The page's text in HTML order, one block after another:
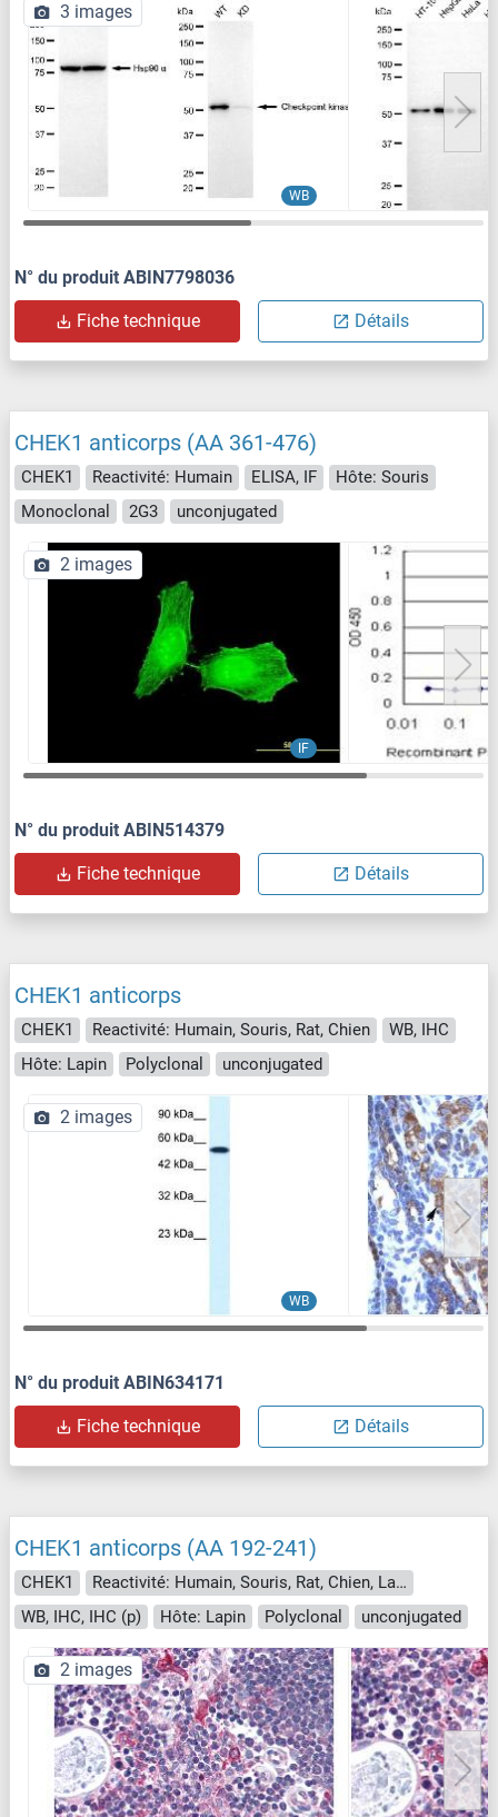
WB
3 images
N° du produit ABIN7798036
Fiche technique Détails
CHEK1 anticorps (AA 361-476)
CHEK1 Reactivité: Humain ELISA, IF
Hôte: Souris
Monoclonal
2G3 unconjugated
IF
2 images
N° du produit ABIN514379
Fiche technique Détails
CHEK1 anticorps
CHEK1 Reactivité: Humain, Souris, Rat, Chien
WB, IHC
Hôte: Lapin
Polyclonal unconjugated
WB
2 images
N° du produit ABIN634171
Fiche technique Détails
CHEK1 anticorps (AA 192-241)
CHEK1
Reactivité: Humain, Souris, Rat, Chien, Lapin, Cheval, Singe, Poisson zèbre (Danio rerio), Roussette (Chauve-souris)
WB, IHC, IHC (p)
Hôte: Lapin Polyclonal unconjugated
2 images